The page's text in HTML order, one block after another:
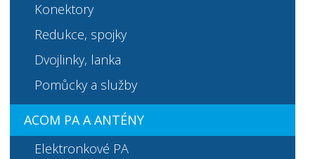
Konektory
Redukce, spojky
Dvojlinky, lanka
Pomůcky a služby
ACOM PA A ANTÉNY
Elektronkové PA